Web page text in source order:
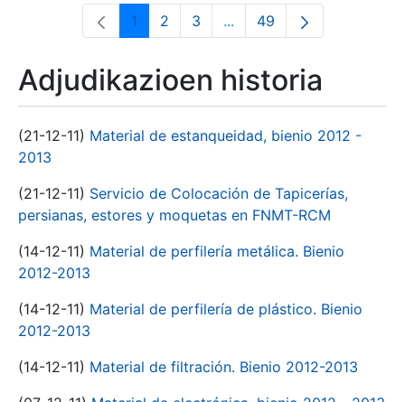
Orrialdea
1 Orrialdea
2 Orrialdea
3 ...Intermediate Pages Use
Orrialdea
49
Adjudikazioen historia
(21-12-11) Material de estanqueidad, bienio 2012 -
2013
(21-12-11) Servicio de Colocación de Tapicerías,
persianas, estores y moquetas en FNMT-RCM
(14-12-11) Material de perfilería metálica. Bienio
2012-2013
(14-12-11) Material de perfilería de plástico. Bienio
2012-2013
(14-12-11) Material de filtración. Bienio 2012-2013